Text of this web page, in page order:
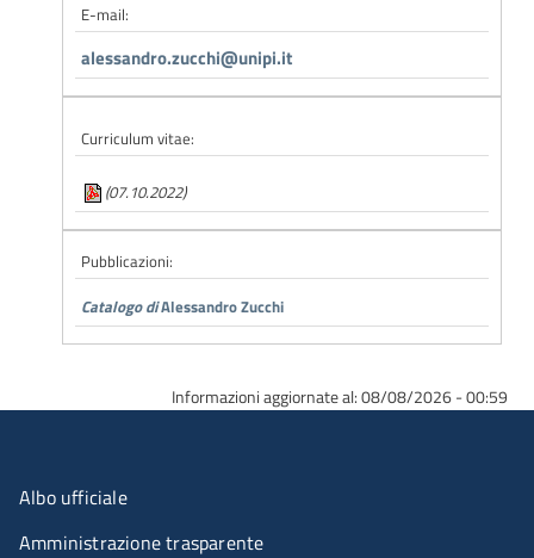
E-mail:
alessandro.zucchi@unipi.it
Curriculum vitae:
(07.10.2022)
Pubblicazioni:
Catalogo diAlessandro Zucchi
Informazioni aggiornate al: 08/08/2026 - 00:59
Menu organizzazione
Albo ufficiale
Amministrazione trasparente